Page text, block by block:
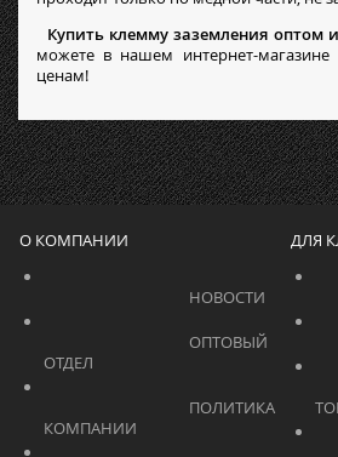
Купить клемму заземления оптом
можете в нашем интернет-
ценам!
О КОМПАНИИ ДЛЯ